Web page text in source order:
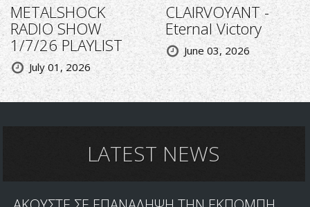
METALSHOCK
RADIO SHOW
1/7/26 PLAYLIST
July 01, 2026
CLAIRVOYANT -
Eternal Victory
June 03, 2026
LATEST NEWS